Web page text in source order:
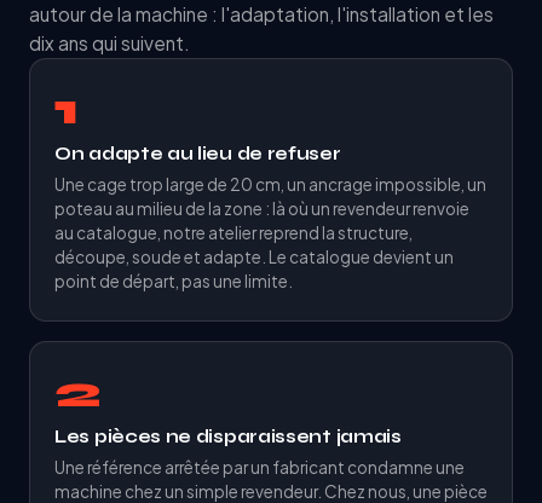
autour de la machine : l'adaptation, l'installation et les
dix ans qui suivent.
1
On adapte au lieu de refuser
Une cage trop large de 20 cm, un ancrage impossible, un
poteau au milieu de la zone : là où un revendeur renvoie
au catalogue, notre atelier reprend la structure,
découpe, soude et adapte. Le catalogue devient un
point de départ, pas une limite.
2
Les pièces ne disparaissent jamais
Une référence arrêtée par un fabricant condamne une
machine chez un simple revendeur. Chez nous, une pièce